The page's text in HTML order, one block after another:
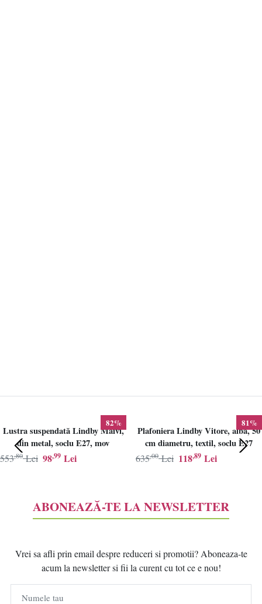
82%
Lustra suspendată Lindby Maivi,
din metal, soclu E27, mov
98,99 Lei
553,80 Lei
81%
Plafoniera Lindby Vitore, alba, 50
cm diametru, textil, soclu E27
118,89 Lei
635,00 Lei
ABONEAZĂ-TE LA NEWSLETTER
Vrei sa afli prin email despre reduceri si promotii? Aboneaza-te
acum la newsletter si fii la curent cu tot ce e nou!
Numele tau